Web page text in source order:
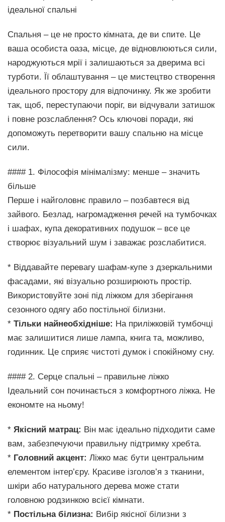
ідеальної спальні
Спальня – це не просто кімната, де ви спите. Це
ваша особиста оаза, місце, де відновлюються сили,
народжуються мрії і залишаються за дверима всі
турботи. Її облаштування – це мистецтво створення
ідеального простору для відпочинку. Як же зробити
так, щоб, переступаючи поріг, ви відчували затишок
і повне розслаблення? Ось ключові поради, які
допоможуть перетворити вашу спальню на місце
сили.
#### 1. Філософія мінімалізму: менше – значить
більше
Перше і найголовнє правило – позбавтеся від
зайвого. Безлад, нагромадження речей на тумбочках
і шафах, купа декоративних подушок – все це
створює візуальний шум і заважає розслабитися.
* Віддавайте перевагу шафам-купе з дзеркальними
фасадами, які візуально розширюють простір.
Використовуйте зоні під ліжком для зберігання
сезонного одягу або постільної білизни.
* Тільки найнеобхідніше: На приліжковій тумбочці
має залишитися лише лампа, книга та, можливо,
годинник. Це сприяє чистоті думок і спокійному сну.
#### 2. Серце спальні – правильне ліжко
Ідеальний сон починається з комфортного ліжка. Не
економте на ньому!
* Якісний матрац: Він має ідеально підходити саме
вам, забезпечуючи правильну підтримку хребта.
* Головний акцент: Ліжко має бути центральним
елементом інтер’єру. Красиве ізголов’я з тканини,
шкіри або натурального дерева може стати
головною родзинкою всієї кімнати.
* Постільна білизна: Вибір якісної білизни з